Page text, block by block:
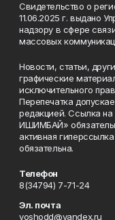
Свидетельство о
11.06.2025 г. выдано
надзору в сфере
массовых
Новости, статьи,
графические
исключительного
Перепечатка
редакцией. Ссылка
ИШИМБАЙ»
активная
обязательна.
Телефон
8(34794) 7-71-24
Эл. почта
voshodd@yandex.ru